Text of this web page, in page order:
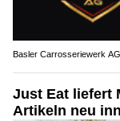
Basler Carrosseriewerk
Just Eat liefert
Artikeln neu